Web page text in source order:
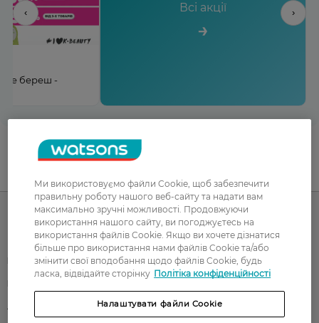
‹
береш -
Всі акції
→
›
Каталог
Корейска косметика Чоловікам
Акції Макіяж
Ми використовуємо файли Cookie, щоб забезпечити
правильну роботу нашого веб-сайту та надати вам
максимально зручні можливості. Продовжуючи
використання нашого сайту, ви погоджуєтесь на
використання файлів Cookie. Якщо ви хочете дізнатися
більше про використання нами файлів Cookie та/або
змінити свої вподобання щодо файлів Cookie, будь
ласка, відвідайте сторінку Політіка конфіденційності
Налаштувати файли Cookie